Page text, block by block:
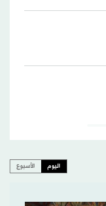
اليوم الأسبوع